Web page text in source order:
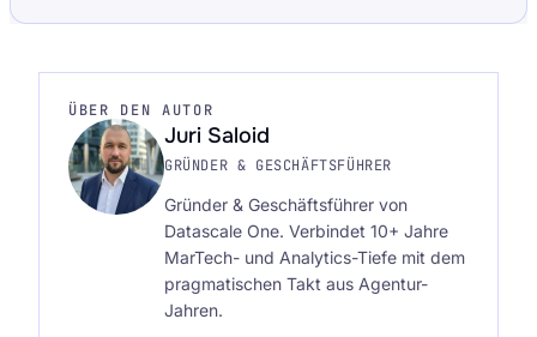
ÜBER DEN AUTOR
Juri Saloid
GRÜNDER & GESCHÄFTSFÜHRER
Gründer & Geschäftsführer von
Datascale One. Verbindet 10+ Jahre
MarTech- und Analytics-Tiefe mit dem
pragmatischen Takt aus Agentur-
Jahren.